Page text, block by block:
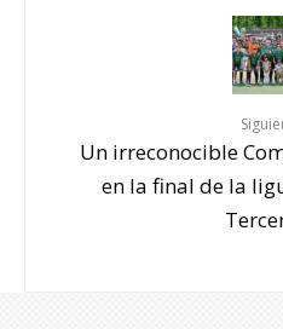
Un irreconocible
en la final de la